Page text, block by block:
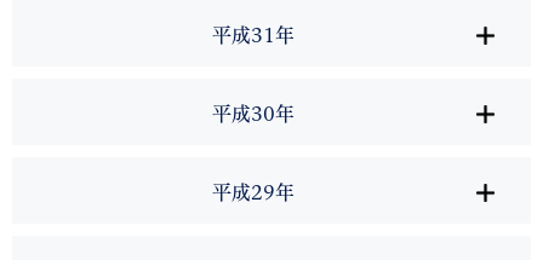
平成31年
平成30年
平成29年